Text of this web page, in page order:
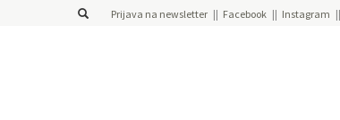
Prijava na newsletter Facebook Instagram